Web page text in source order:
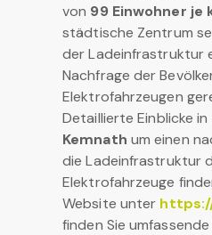
von 99 Einwohner je
städtische Zentrum
der Ladeinfrastruktur
Nachfrage der
Elektrofahrzeugen
Detaillierte Einblicke
Kemnath um einen
die Ladeinfrastruktur
Elektrofahrzeuge
Website unter
finden Sie